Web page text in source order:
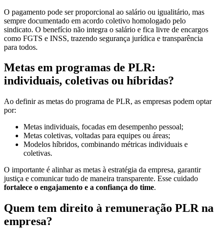
O pagamento pode ser proporcional ao salário ou igualitário, mas
sempre documentado em acordo coletivo homologado pelo
sindicato. O benefício não integra o salário e fica livre de encargos
como FGTS e INSS, trazendo segurança jurídica e transparência
para todos.
Metas em programas de PLR:
individuais, coletivas ou híbridas?
Ao definir as metas do programa de PLR, as empresas podem optar
por:
Metas individuais, focadas em desempenho pessoal;
Metas coletivas, voltadas para equipes ou áreas;
Modelos híbridos, combinando métricas individuais e
coletivas.
O importante é alinhar as metas à estratégia da empresa, garantir
justiça e comunicar tudo de maneira transparente. Esse cuidado
fortalece o engajamento e a confiança do time.
Quem tem direito à remuneração PLR na
empresa?